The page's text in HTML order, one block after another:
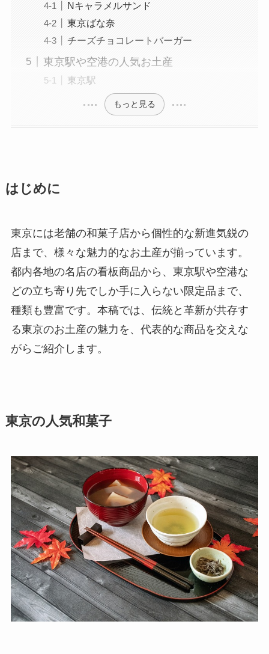
Nキャラメルサンド
東京ばな奈
チーズチョコレートバーガー
東京駅や空港の人気お土産
東京駅
もっと見る
はじめに
東京には老舗の和菓子店から個性的な新進気鋭の
店まで、様々な魅力的なお土産が揃っています。
都内各地の名店の看板商品から、東京駅や空港な
どの立ち寄り先でしか手に入らない限定品まで、
種類も豊富です。本稿では、伝統と革新が共存す
る東京のお土産の魅力を、代表的な商品を交えな
がらご紹介します。
東京の人気和菓子